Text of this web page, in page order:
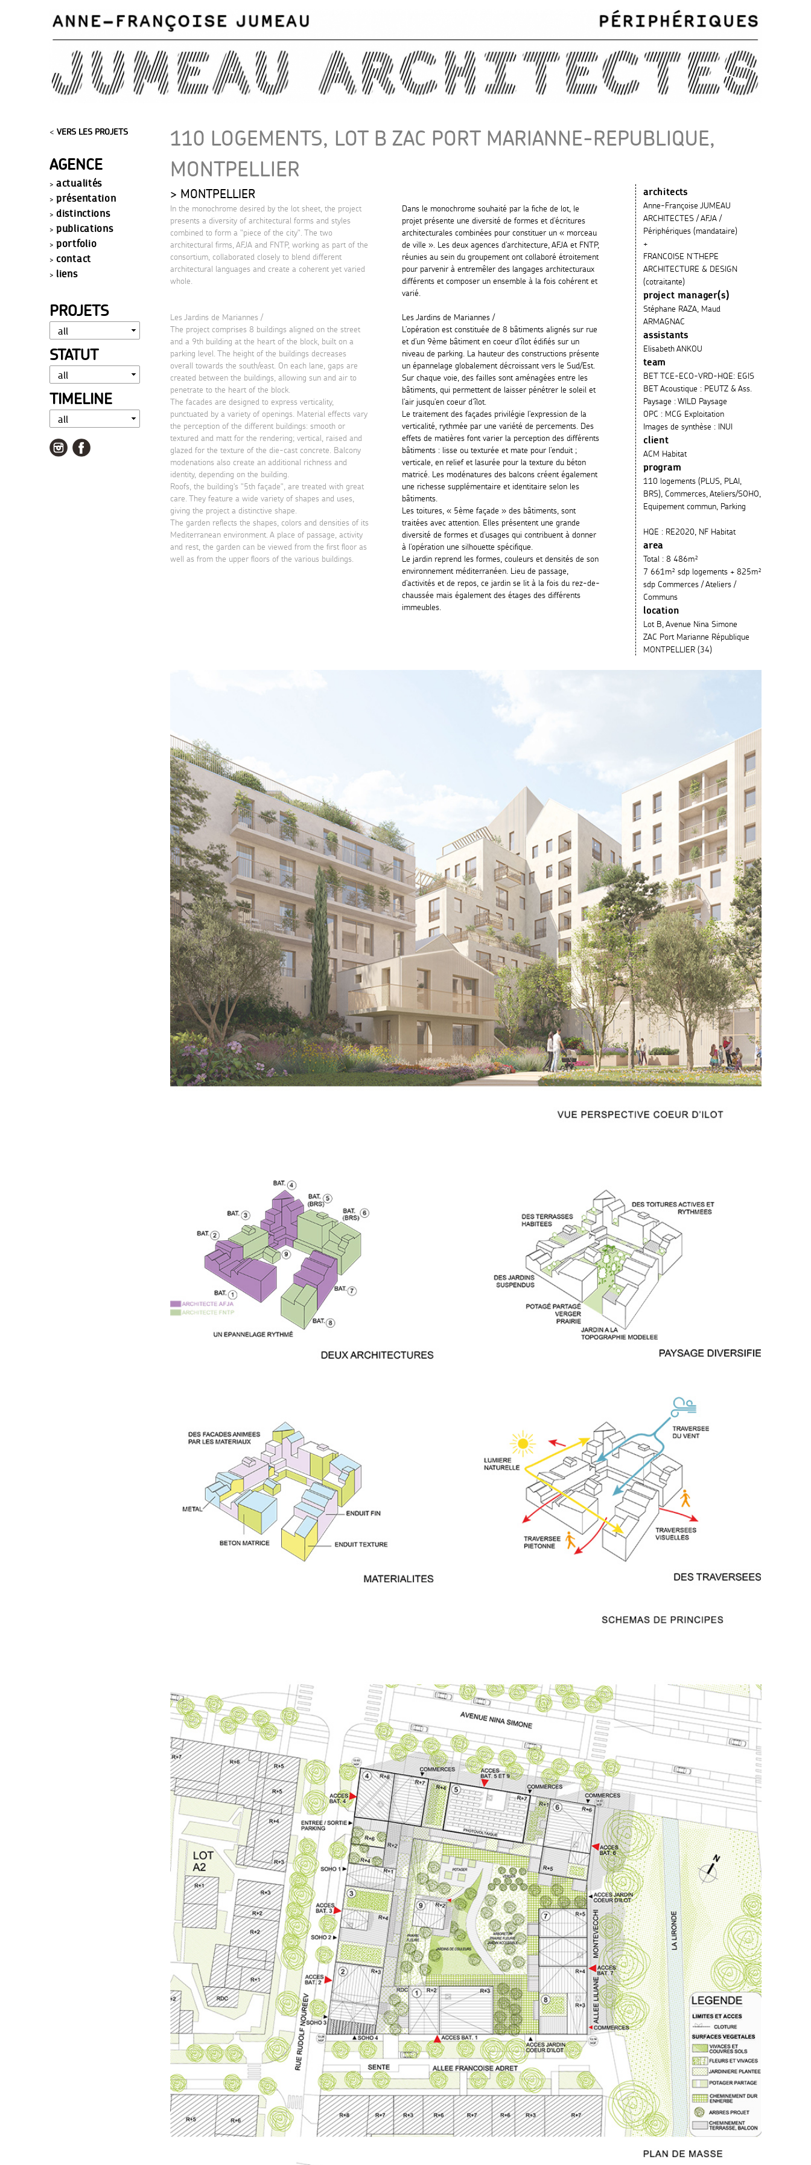
< VERS LES PROJETS
AGENCE
actualités
présentation
distinctions
publications
portfolio
contact
liens
PROJETS
STATUT
TIMELINE
110 LOGEMENTS, LOT B ZAC PORT MARIANNE-REPUBLIQUE,
MONTPELLIER
MONTPELLIER
In the monochrome desired by the lot sheet, the project
presents a diversity of architectural forms and styles
combined to form a "piece of the city". The two
architectural firms, AFJA and FNTP, working as part of the
consortium, collaborated closely to blend different
architectural languages and create a coherent yet varied
whole.
Les Jardins de Mariannes /
The project comprises 8 buildings aligned on the street
and a 9th building at the heart of the block, built on a
parking level. The height of the buildings decreases
overall towards the south/east. On each lane, gaps are
created between the buildings, allowing sun and air to
penetrate to the heart of the block.
The facades are designed to express verticality,
punctuated by a variety of openings. Material effects vary
the perception of the different buildings: smooth or
textured and matt for the rendering; vertical, raised and
glazed for the texture of the die-cast concrete. Balcony
modenations also create an additional richness and
identity, depending on the building.
Roofs, the building's "5th façade", are treated with great
care. They feature a wide variety of shapes and uses,
giving the project a distinctive shape.
The garden reflects the shapes, colors and densities of its
Mediterranean environment. A place of passage, activity
and rest, the garden can be viewed from the first floor as
well as from the upper floors of the various buildings.
Dans le monochrome souhaité par la fiche de lot, le
projet présente une diversité de formes et d’écritures
architecturales combinées pour constituer un « morceau
de ville ». Les deux agences d’architecture, AFJA et FNTP,
réunies au sein du groupement ont collaboré étroitement
pour parvenir à entremêler des langages architecturaux
différents et composer un ensemble à la fois cohérent et
varié.
Les Jardins de Mariannes /
L’opération est constituée de 8 bâtiments alignés sur rue
et d’un 9ème bâtiment en coeur d’îlot édifiés sur un
niveau de parking. La hauteur des constructions présente
un épannelage globalement décroissant vers le Sud/Est.
Sur chaque voie, des failles sont aménagées entre les
bâtiments, qui permettent de laisser pénétrer le soleil et
l’air jusqu’en coeur d’îlot.
Le traitement des façades privilégie l’expression de la
verticalité, rythmée par une variété de percements. Des
effets de matières font varier la perception des différents
bâtiments : lisse ou texturée et mate pour l’enduit ;
verticale, en relief et lasurée pour la texture du béton
matricé. Les modénatures des balcons créent également
une richesse supplémentaire et identitaire selon les
bâtiments.
Les toitures, « 5ème façade » des bâtiments, sont
traitées avec attention. Elles présentent une grande
diversité de formes et d’usages qui contribuent à donner
à l’opération une silhouette spécifique.
Le jardin reprend les formes, couleurs et densités de son
environnement méditerranéen. Lieu de passage,
d’activités et de repos, ce jardin se lit à la fois du rez-de-
chaussée mais également des étages des différents
immeubles.
architects
Anne-Françoise JUMEAU
ARCHITECTES / AFJA /
Périphériques (mandataire)
+
FRANCOISE N’THEPE
ARCHITECTURE & DESIGN
(cotraitante)
project manager(s)
Stéphane RAZA, Maud
ARMAGNAC
assistants
Elisabeth ANKOU
team
BET TCE-ECO-VRD-HQE: EGIS
BET Acoustique : PEUTZ & Ass.
Paysage : WILD Paysage
OPC : MCG Exploitation
Images de synthèse : INUI
client
ACM Habitat
program
110 logements (PLUS, PLAI,
BRS), Commerces, Ateliers/SOHO,
Equipement commun, Parking
HQE : RE2020, NF Habitat
area
Total : 8 486m²
7 661m² sdp logements + 825m²
sdp Commerces / Ateliers /
Communs
location
Lot B, Avenue Nina Simone
ZAC Port Marianne République
MONTPELLIER (34)